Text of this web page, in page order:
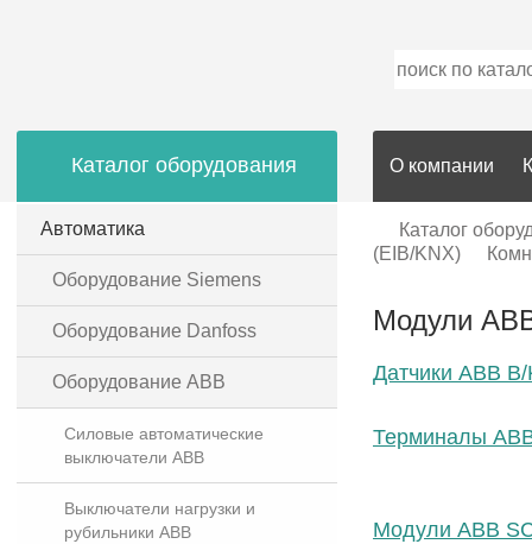
Каталог оборудования
Автоматика
Оборудование Siemens
Оборудование Danfoss
Оборудование ABB
Силовые автоматические
выключатели ABB
Выключатели нагрузки и
рубильники ABB
О компании
Каталог
(EIB/KNX)
Модули
Датчики ABB
Терминалы
Модули ABB